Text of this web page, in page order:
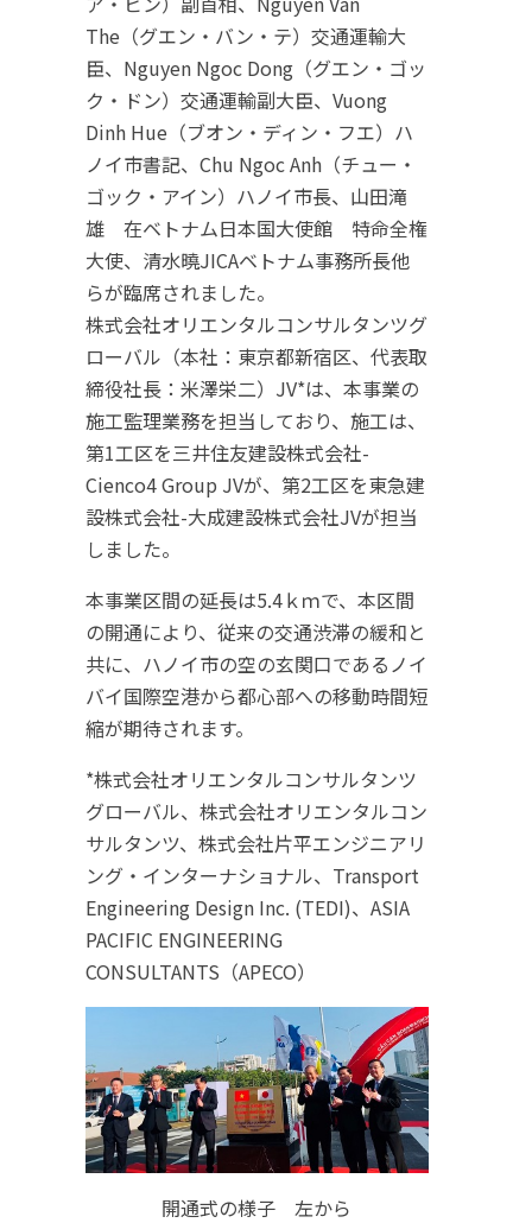
The（グエン・バン・テ）交通運輸大
臣、Nguyen Ngoc Dong（グエン・ゴッ
ク・ドン）交通運輸副大臣、Vuong
Dinh Hue（ブオン・ディン・フエ）ハ
ノイ市書記、Chu Ngoc Anh（チュー・
ゴック・アイン）ハノイ市長、山田滝
雄 在ベトナム日本国大使館 特命全権
大使、清水曉JICAベトナム事務所長他
らが臨席されました。
株式会社オリエンタルコンサルタンツグ
ローバル（本社：東京都新宿区、代表取
締役社長：米澤栄二）JV*は、本事業の
施工監理業務を担当しており、施工は、
第1工区を三井住友建設株式会社-
Cienco4 Group JVが、第2工区を東急建
設株式会社-大成建設株式会社JVが担当
しました。
本事業区間の延長は5.4ｋｍで、本区間
の開通により、従来の交通渋滞の緩和と
共に、ハノイ市の空の玄関口であるノイ
バイ国際空港から都心部への移動時間短
縮が期待されます。
*株式会社オリエンタルコンサルタンツ
グローバル、株式会社オリエンタルコン
サルタンツ、株式会社片平エンジニアリ
ング・インターナショナル、Transport
Engineering Design Inc. (TEDI)、ASIA
PACIFIC ENGINEERING
CONSULTANTS（APECO）
開通式の様子 左から